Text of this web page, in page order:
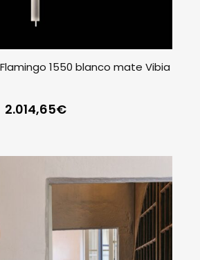
1550 blanco mate Vibia
2.014,65€